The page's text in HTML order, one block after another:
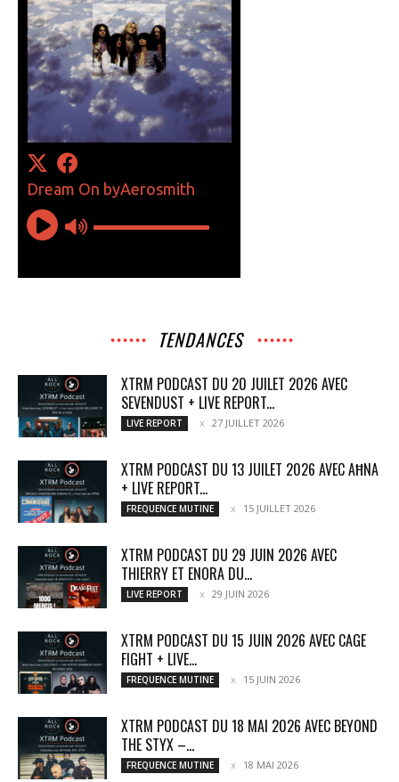
TENDANCES
XTRM PODCAST DU 20 JUILET 2026 AVEC
SEVENDUST + LIVE REPORT...
LIVE REPORT 27 JUILLET 2026
XTRM PODCAST DU 13 JUILET 2026 AVEC AĦNA
+ LIVE REPORT...
FREQUENCE MUTINE 15 JUILLET 2026
XTRM PODCAST DU 29 JUIN 2026 AVEC
THIERRY ET ENORA DU...
LIVE REPORT 29 JUIN 2026
XTRM PODCAST DU 15 JUIN 2026 AVEC CAGE
FIGHT + LIVE...
FREQUENCE MUTINE 15 JUIN 2026
XTRM PODCAST DU 18 MAI 2026 AVEC BEYOND
THE STYX –...
FREQUENCE MUTINE 18 MAI 2026